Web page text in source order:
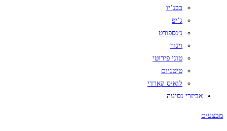
בבג’יו
ג’יפ
ג׳נספורט
ויגור
טוני פירוטי
טיטניום
לואיס קארדי
אביזרי נסיעה
מבצעים